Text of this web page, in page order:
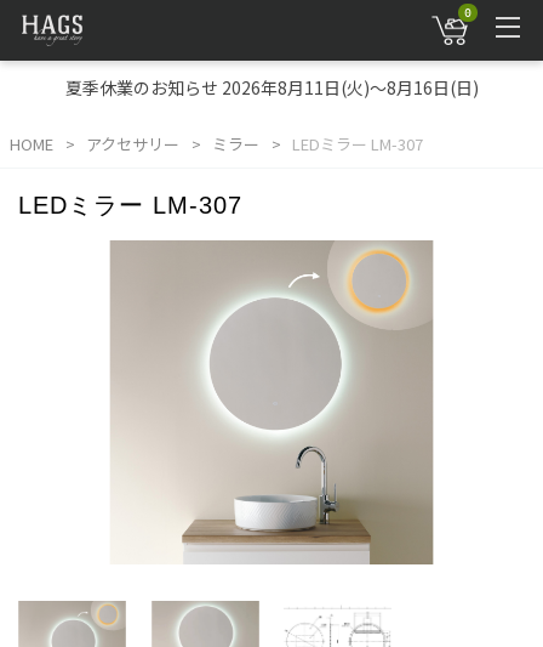
0
夏季休業のお知らせ 2026年8月11日(火)～8月16日(日)
HOME アクセサリー ミラー LEDミラー LM-307
LEDミラー LM-307